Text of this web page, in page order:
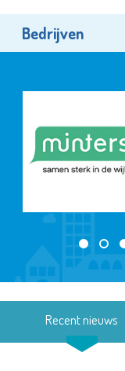
Bedrijven
Recent nieuws